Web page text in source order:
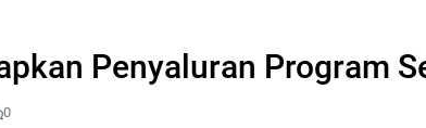
Penyaluran Program
0